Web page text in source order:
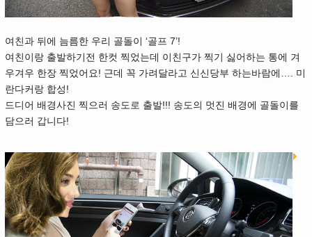
여친과 뒤에 늠름한 우리 골돌이 ‘골프 7’!
여친이랑 출발하기전 한컷 찍었는데 이친구가 찍기 싫어하는 통에 겨
우겨우 한장 찍었어요! 근데 꼭 가려달라고 신신당부 하는바람에…. 미
란다커랑 합성!
드디어 배경사진 찍으러 송도로 출발!!! 송도의 멋진 배경에 골돌이를
담으러 갑니다!